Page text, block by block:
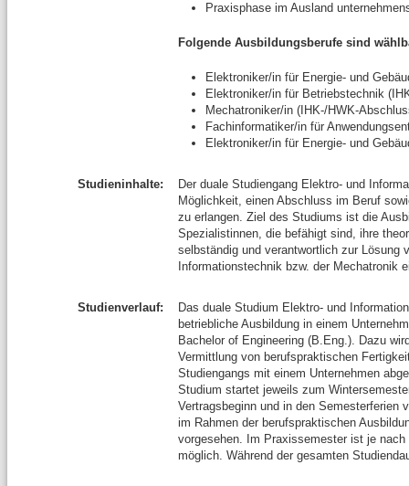
Praxisphase im Ausland
Folgende Ausbildungsberufe sind
Elektroniker/in für Energie- und
Elektroniker/in für Betriebstechnik
Mechatroniker/in (IHK-/HWK-
Fachinformatiker/in für
Elektroniker/in für Energie- und
Studieninhalte:
Der duale Studiengang Elektro- und
Möglichkeit, einen Abschluss im Beruf
zu erlangen. Ziel des Studiums ist die
Spezialistinnen, die befähigt sind, ihre
selbständig und verantwortlich zur Lösung
Informationstechnik bzw. der Mechatronik
Studienverlauf:
Das duale Studium Elektro- und
betriebliche Ausbildung in einem
Bachelor of Engineering (B.Eng.). Dazu
Vermittlung von berufspraktischen
Studiengangs mit einem Unternehmen
Studium startet jeweils zum
Vertragsbeginn und in den
im Rahmen der berufspraktischen
vorgesehen. Im Praxissemester ist je
möglich. Während der gesamten